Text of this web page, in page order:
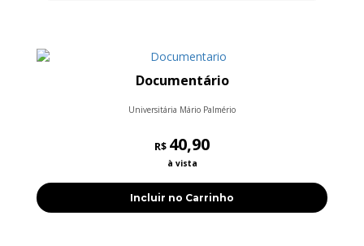
Documentário
Universitária Mário Palmério
R$ 40,90
à vista
Incluir no Carrinho